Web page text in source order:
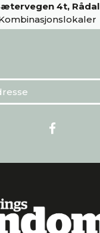
4t, Rådal